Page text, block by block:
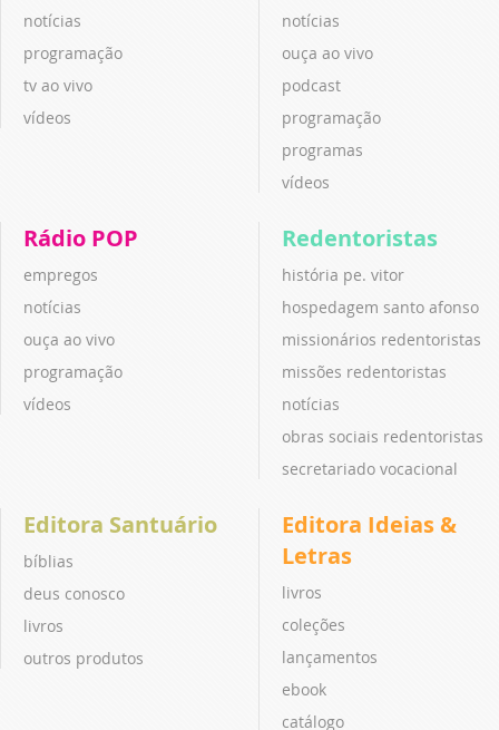
notícias
programação
tv ao vivo
vídeos
notícias
ouça ao vivo
podcast
programação
programas
vídeos
Rádio POP
empregos
notícias
ouça ao vivo
programação
vídeos
Redentoristas
história pe. vitor
hospedagem santo afonso
missionários redentoristas
missões redentoristas
notícias
obras sociais redentoristas
secretariado vocacional
Editora Santuário
bíblias
deus conosco
livros
outros produtos
Editora Ideias &
Letras
livros
coleções
lançamentos
ebook
catálogo